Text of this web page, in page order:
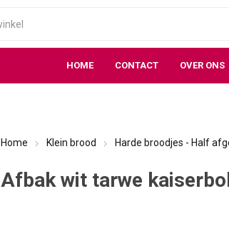
HOME CONTACT OVER ONS
Home Klein brood Harde broodjes - Half
Afbak wit tarwe